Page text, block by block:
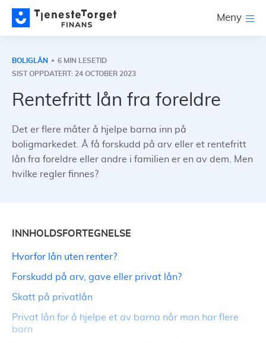
Meny
BOLIGLÅN
6 MIN LESETID
SIST OPPDATERT: 24 OCTOBER 2023
Rentefritt lån fra foreldre
Det er flere måter å hjelpe barna inn på
boligmarkedet. Å få forskudd på arv eller et rentefritt
lån fra foreldre eller andre i familien er en av dem. Men
hvilke regler finnes?
INNHOLDSFORTEGNELSE
Hvorfor lån uten renter?
Forskudd på arv, gave eller privat lån?
Skatt på privatlån
Privat lån for å hjelpe et av barna når man har flere
barn